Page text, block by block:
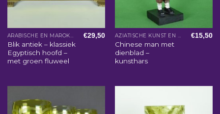
ARABISCHE EN MAROKKAANSE WOONACCESSOIRES
Blik antiek – klassiek
Egyptisch hoofd –
met groen fluweel
€29,50 AZIATISCHE KUNST EN WOONACCESSOIRES
Chinese man met
dienblad –
kunsthars
€15,50